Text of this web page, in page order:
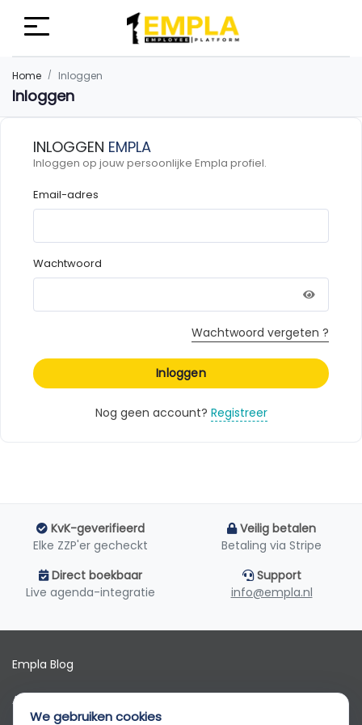
Home Inloggen
Inloggen
INLOGGEN EMPLA
Inloggen op jouw persoonlijke Empla profiel.
Email-adres
Wachtwoord
Wachtwoord vergeten ?
Inloggen
Nog geen account? Registreer
KvK-geverifieerd
Elke ZZP'er gecheckt
Veilig betalen
Betaling via Stripe
Direct boekbaar
Live agenda-integratie
Support
info@empla.nl
Empla Blog
Algemene voorwaarden
We gebruiken cookies